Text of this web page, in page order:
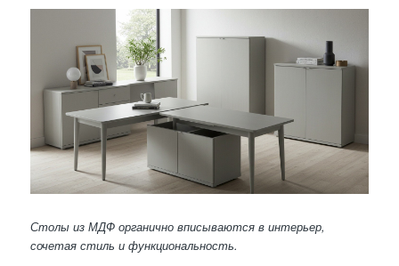
Столы из МДФ органично вписываются в интерьер,
сочетая стиль и функциональность.